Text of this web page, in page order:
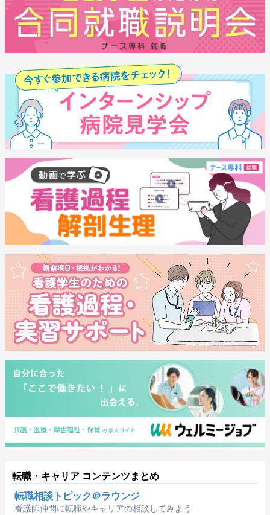
転職・キャリア コンテンツまとめ
転職相談トピック＠ラウンジ
看護師仲間に転職やキャリアの相談してみよう